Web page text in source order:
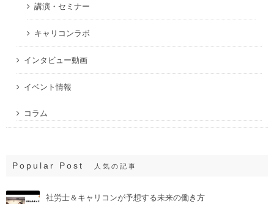
講演・セミナー
キャリコンラボ
インタビュー動画
イベント情報
コラム
Popular Post 人気の記事
社労士＆キャリコンが予想する未来の働き方